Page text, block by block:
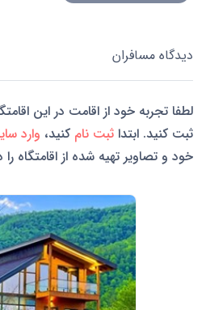
دیدگاه مسافران
لطفا تجربه خود از اقامت در این
ثبت کنید. ابتدا ثبت نام کنید، وارد
خود و تصاویر تهیه شده از اقامتگاه را